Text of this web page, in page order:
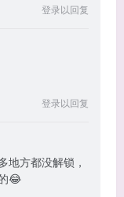
登录以回复
登录以回复
地方都没解锁，
😂